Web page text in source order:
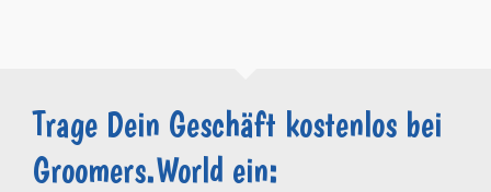
Trage Dein Geschäft kostenlos bei
Groomers.World ein: